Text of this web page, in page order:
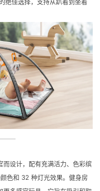
而设计，配有充满活力、色彩缤
色和 32 种灯光效果。健身房